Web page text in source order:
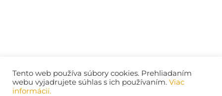
Tento web používa súbory cookies. Prehliadaním
webu vyjadrujete súhlas s ich používaním. Viac
informácií.